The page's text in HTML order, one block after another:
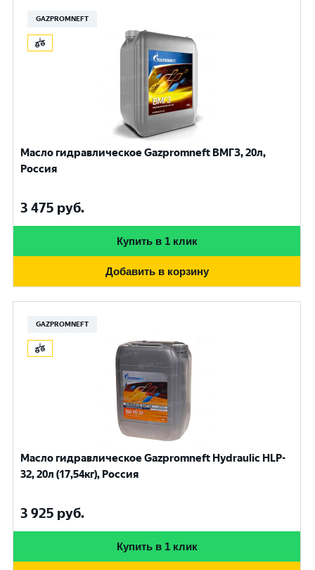
GAZPROMNEFT
Масло гидравлическое Gazpromneft ВМГЗ, 20л,
Россия
3 475 руб.
Купить в 1 клик
Добавить в корзину
GAZPROMNEFT
Масло гидравлическое Gazpromneft Hydraulic HLP-
32, 20л (17,54кг), Россия
3 925 руб.
Купить в 1 клик